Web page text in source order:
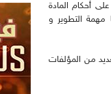
أحكام المادة
مهمة التطوير و
من المؤلفات